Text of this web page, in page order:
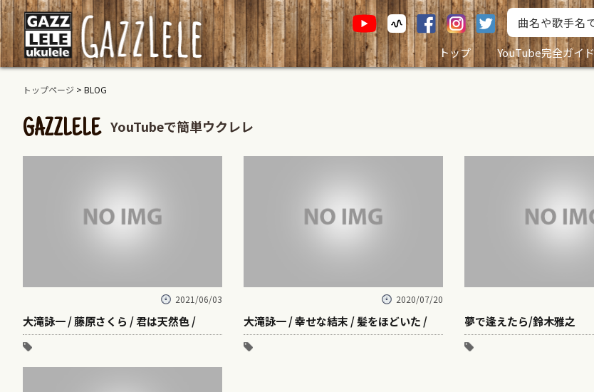
トップ
YouTube完全ガイド
トップページ > BLOG
GAZZLELE YouTubeで簡単ウクレレ
2021/06/03
大滝詠一 / 藤原さくら / 君は天然色 /
2020/07/20
大滝詠一 / 幸せな結末 / 髪をほどいた / 夢で逢えたら/鈴木雅之